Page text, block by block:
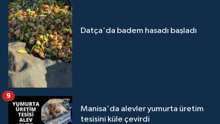
Datça'da badem hasadı başladı
Manisa'da alevler yumurta üretim
tesisini küle çevirdi
9